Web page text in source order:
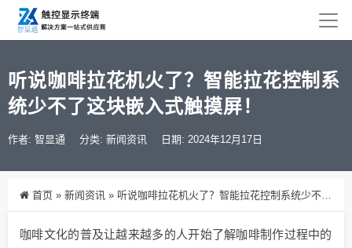
听说咖啡拉花机火了？智能拉花控制系
统少不了这块嵌入式触摸屏！
作者: 智显通 分类: 新闻资讯 日期: 2024年12月17日
首页 » 新闻资讯 » 听说咖啡拉花机火了？智能拉花控制系统少不了这块嵌入式触摸屏！
咖啡文化的普及让越来越多的人开始了解咖啡制作过程中的